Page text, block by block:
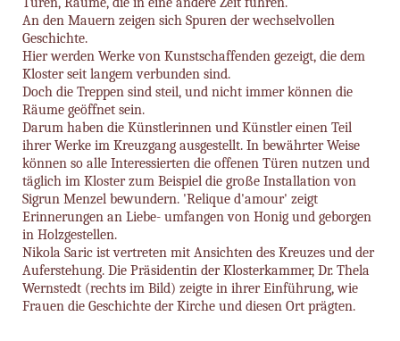
An den Mauern zeigen sich Spuren der wechselvollen
Geschichte.
Hier werden Werke von Kunstschaffenden gezeigt, die dem
Kloster seit langem verbunden sind.
Doch die Treppen sind steil, und nicht immer können die
Räume geöffnet sein.
Darum haben die Künstlerinnen und Künstler einen Teil
ihrer Werke im Kreuzgang ausgestellt. In bewährter Weise
können so alle Interessierten die offenen Türen nutzen und
täglich im Kloster zum Beispiel die große Installation von
Sigrun Menzel bewundern. 'Relique d'amour' zeigt
Erinnerungen an Liebe- umfangen von Honig und geborgen
in Holzgestellen.
Nikola Saric ist vertreten mit Ansichten des Kreuzes und der
Auferstehung. Die Präsidentin der Klosterkammer, Dr. Thela
Wernstedt (rechts im Bild) zeigte in ihrer Einführung, wie
Frauen die Geschichte der Kirche und diesen Ort prägten.